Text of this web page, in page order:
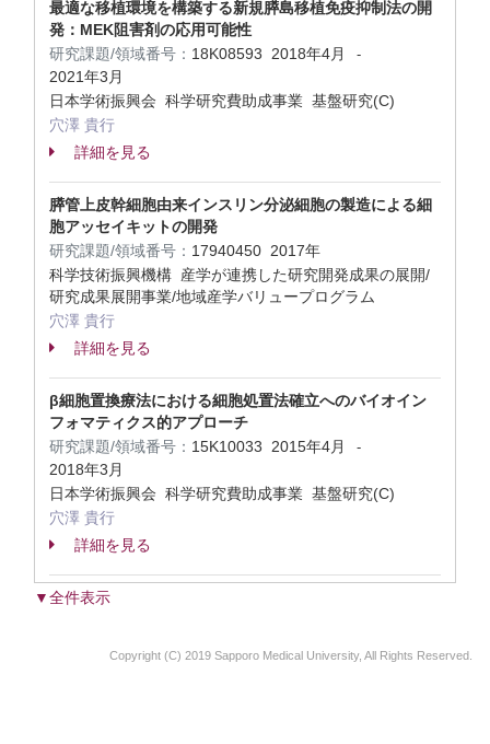
最適な移植環境を構築する新規膵島移植免疫抑制法の開
発：MEK阻害剤の応用可能性
研究課題/領域番号： 18K08593 2018年4月 -
2021年3月
日本学術振興会 科学研究費助成事業 基盤研究(C)
穴澤 貴行
詳細を見る
膵管上皮幹細胞由来インスリン分泌細胞の製造による細
胞アッセイキットの開発
研究課題/領域番号： 17940450 2017年
科学技術振興機構 産学が連携した研究開発成果の展開/
研究成果展開事業/地域産学バリュープログラム
穴澤 貴行
詳細を見る
β細胞置換療法における細胞処置法確立へのバイオイン
フォマティクス的アプローチ
研究課題/領域番号： 15K10033 2015年4月 -
2018年3月
日本学術振興会 科学研究費助成事業 基盤研究(C)
穴澤 貴行
詳細を見る
▼全件表示
Copyright (C) 2019 Sapporo Medical University, All Rights Reserved.